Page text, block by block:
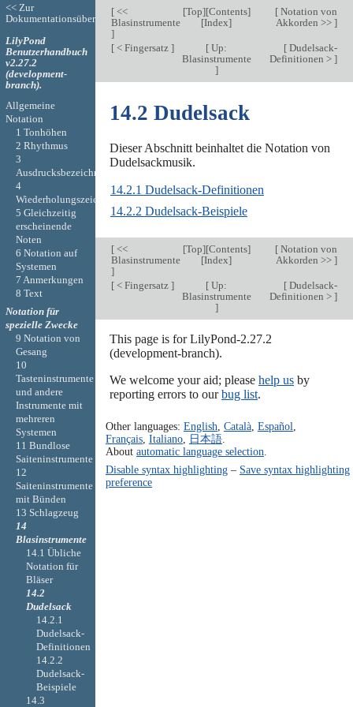
[<<
Blasinstrumente
]
[Top][Contents]
[Index]
[Notation von
Akkorden >> ]
[< Fingersatz ] [ Up:
Blasinstrumente
]
[Dudelsack-
Definitionen > ]
14.2 Dudelsack
Dieser Abschnitt beinhaltet die Notation von
Dudelsackmusik.
14.2.1 Dudelsack-Definitionen
14.2.2 Dudelsack-Beispiele
[<<
Blasinstrumente
]
[Top][Contents]
[Index]
[Notation von
Akkorden >> ]
[< Fingersatz ] [ Up:
Blasinstrumente
]
[Dudelsack-
Definitionen > ]
This page is for LilyPond-2.27.2
(development-branch).
We welcome your aid; please help usby
reporting errors to ourbug list.
Other languages: English Català, Español
Français, Italiano, 日本語.
About automatic language selection
Disable syntax highlighting– Save syntax highlighting
preference
<< Zur
Dokumentationsübersicht
LilyPond
Benutzerhandbuch
v2.27.2
(development-
branch).
Allgemeine
Notation
1 Tonhöhen
2 Rhythmus
3
Ausdrucksbezeichnungen
4
Wiederholungszeichen
5 Gleichzeitig
erscheinende
Noten
6 Notation auf
Systemen
7 Anmerkungen
8 Text
Notation für
spezielle Zwecke
9 Notation von
Gesang
10
Tasteninstrumente
und andere
Instrumente mit
mehreren
Systemen
11 Bundlose
Saiteninstrumente
12
Saiteninstrumente
mit Bünden
13 Schlagzeug
14
Blasinstrumente
14.1 Übliche
Notation für
Bläser
14.2
Dudelsack
14.2.1
Dudelsack-
Definitionen
14.2.2
Dudelsack-
Beispiele
14.3